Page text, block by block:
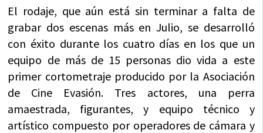
El rodaje, que aún está sin terminar a falta de
grabar dos escenas más en Julio, se desarrolló
con éxito durante los cuatro días en los que un
equipo de más de 15 personas dio vida a este
primer cortometraje producido por la Asociación
de Cine Evasión. Tres actores, una perra
amaestrada, figurantes, y equipo técnico y
artístico compuesto por operadores de cámara y